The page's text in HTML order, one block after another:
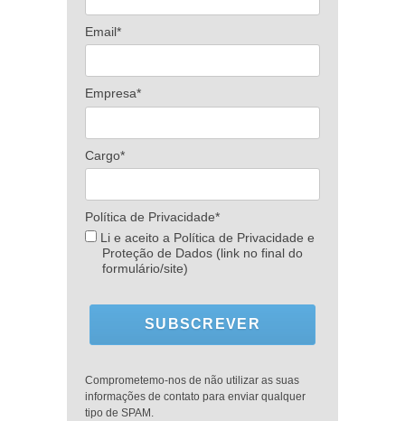
Email*
Empresa*
Cargo*
Política de Privacidade*
Li e aceito a Política de Privacidade e
Proteção de Dados (link no final do
formulário/site)
SUBSCREVER
Comprometemo-nos de não utilizar as suas
informações de contato para enviar qualquer
tipo de SPAM.